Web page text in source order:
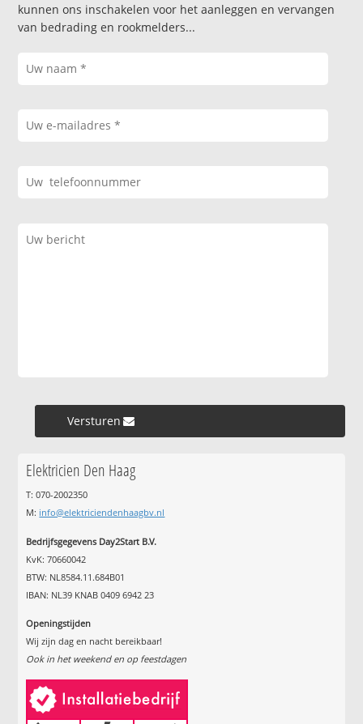
kunnen ons inschakelen voor het aanleggen en vervangen
van bedrading en rookmelders...
Versturen »
Elektricien Den Haag
T: 070-2002350
M: info@elektriciendenhaagbv.nl
Bedrijfsgegevens Day2Start B.V.
KvK: 70660042
BTW: NL8584.11.684B01
IBAN: NL39 KNAB 0409 6942 23
Openingstijden
Wij zijn dag en nacht bereikbaar!
Ook in het weekend en op feestdagen